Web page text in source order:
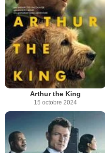
Arthur the King
15 octobre 2024